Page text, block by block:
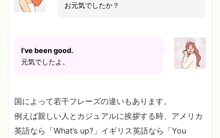
お元気でしたか？
I’ve been good.
元気でしたよ。
国によって若干フレーズの違いもあります。
例えば親しい人とカジュアルに挨拶する時、アメリカ
英語なら「What’s up?」イギリス英語なら「You